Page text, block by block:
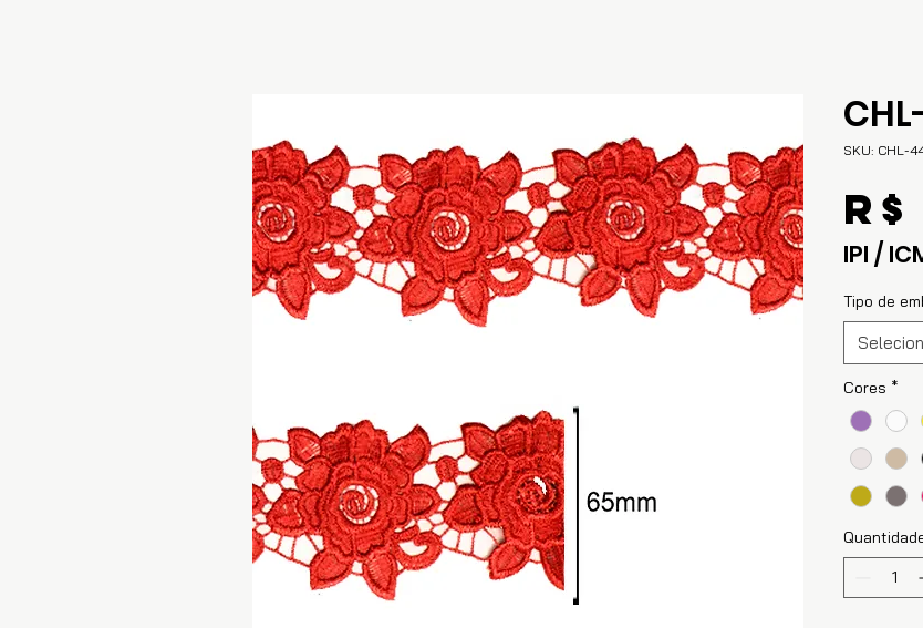
SKU: CHL-
IPI /
Tipo de
Cores *